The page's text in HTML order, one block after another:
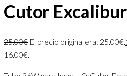
Cutor
25.00€ El precio original era: 25.00€.
16.00€.